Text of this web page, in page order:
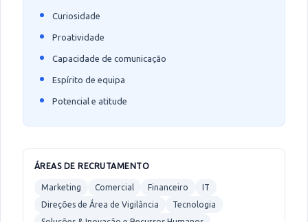
Curiosidade
Proatividade
Capacidade de comunicação
Espírito de equipa
Potencial e atitude
ÁREAS DE RECRUTAMENTO
Marketing Comercial Financeiro
IT
Direções de Área de Vigilância
Tecnologia